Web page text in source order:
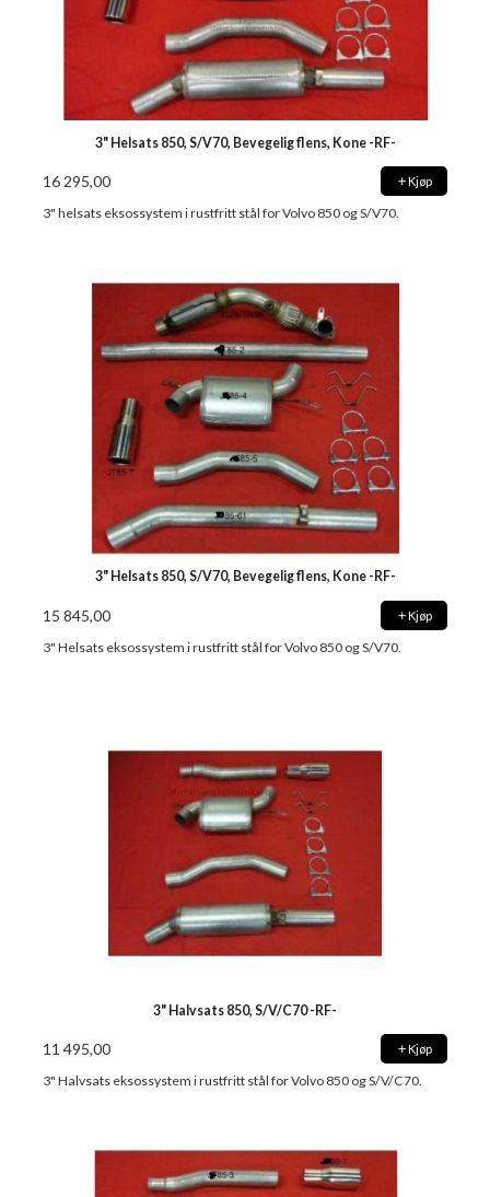
3" Helsats 850, S/V70, Bevegelig flens, Kone -RF-
16 295,00 Kjøp
3" helsats eksossystem i rustfritt stål for Volvo 850 og S/V70.
3" Helsats 850, S/V70, Bevegelig flens, Kone -RF-
15 845,00 Kjøp
3" Helsats eksossystem i rustfritt stål for Volvo 850 og S/V70.
3" Halvsats 850, S/V/C70 -RF-
11 495,00 Kjøp
3" Halvsats eksossystem i rustfritt stål for Volvo 850 og S/V/C70.